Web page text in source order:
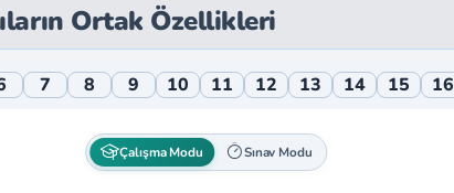
Ortak Özellikleri
Özellikleri Online Testi
7 8 9 10 11 12 13 14 15 16
Çalışma Modu Sınav Modu